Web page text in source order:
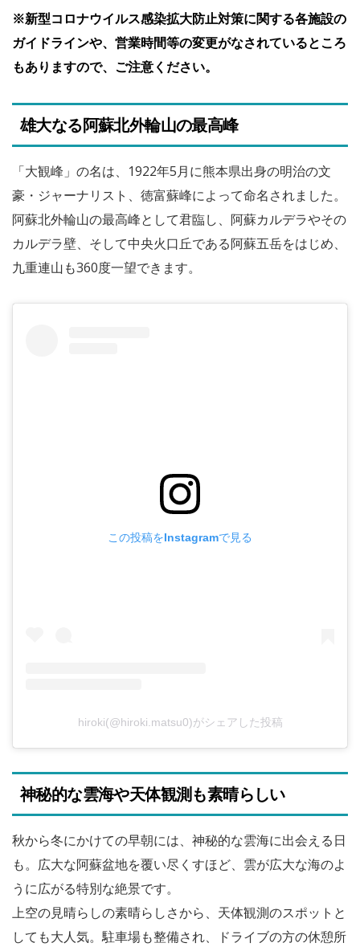
※新型コロナウイルス感染拡大防止対策に関する各施設の
ガイドラインや、営業時間等の変更がなされているところ
もありますので、ご注意ください。
雄大なる阿蘇北外輪山の最高峰
「大観峰」の名は、1922年5月に熊本県出身の明治の文
豪・ジャーナリスト、徳富蘇峰によって命名されました。
阿蘇北外輪山の最高峰として君臨し、阿蘇カルデラやその
カルデラ壁、そして中央火口丘である阿蘇五岳をはじめ、
九重連山も360度一望できます。
この投稿をInstagramで見る
hiroki(@hiroki.matsu0)がシェアした投稿
神秘的な雲海や天体観測も素晴らしい
秋から冬にかけての早朝には、神秘的な雲海に出会える日
も。広大な阿蘇盆地を覆い尽くすほど、雲が広大な海のよ
うに広がる特別な絶景です。
上空の見晴らしの素晴らしさから、天体観測のスポットと
しても大人気。駐車場も整備され、ドライブの方の休憩所